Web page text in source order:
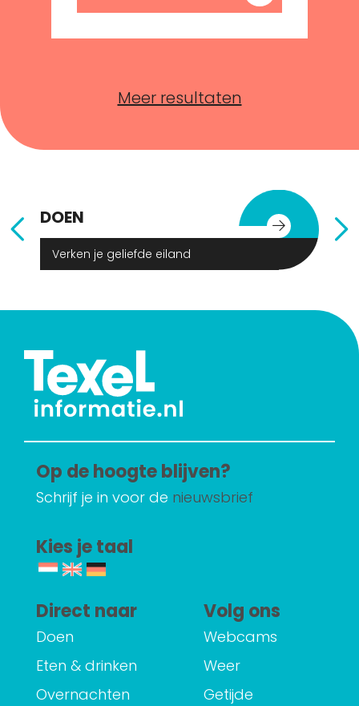
Meer resultaten
DOEN
Verken je geliefde eiland
Op de hoogte blijven?
Schrijf je in voor de nieuwsbrief
Kies je taal
Direct naar
Doen
Eten & drinken
Overnachten
Volg ons
Webcams
Weer
Getijde